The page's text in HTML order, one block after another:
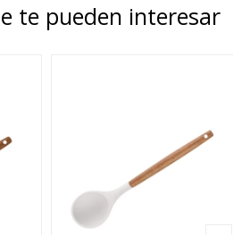
te pueden interesar